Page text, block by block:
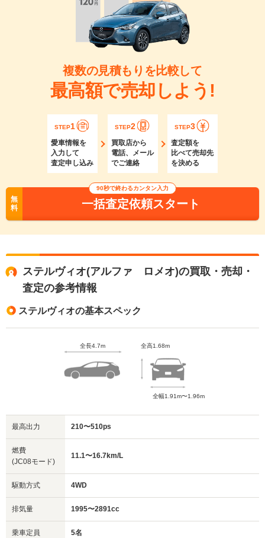
複数の見積もりを比較して
最高額で売却しよう!
STEP1
愛車情報を
入力して
査定申し込み
STEP2
買取店から
電話、メール
でご連絡
STEP3
査定額を
比べて売却先
を決める
無
料
90秒で終わるカンタン入力
一括査定依頼スタート
ステルヴィオ(アルファ ロメオ)の買取・売却・
査定の参考情報
ステルヴィオの基本スペック
全長4.7m 全高1.68m
全幅1.91m〜1.96m
最高出力 210〜510ps
燃費
(JC08モード)
11.1〜16.7km/L
駆動方式 4WD
排気量 1995〜2891cc
乗車定員 5名